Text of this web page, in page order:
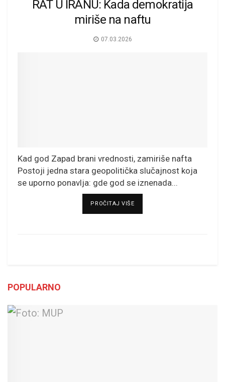
RAT U IRANU: Kada demokratija
miriše na naftu
07.03.2026
Kad god Zapad brani vrednosti, zamiriše nafta
Postoji jedna stara geopolitička slučajnost koja
se uporno ponavlja: gde god se iznenada...
PROČITAJ VIŠEDETAILS
POPULARNO